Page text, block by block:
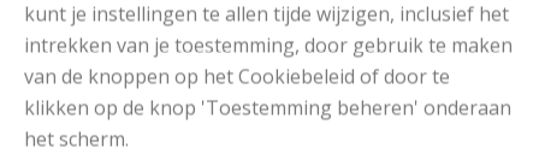
kunt je instellingen te allen tijde wijzigen, inclusief het
intrekken van je toestemming, door gebruik te maken
van de knoppen op het Cookiebeleid of door te
klikken op de knop 'Toestemming beheren' onderaan
het scherm.
ARNE & CARLOS BREIEN OP HUN SLOFFEN